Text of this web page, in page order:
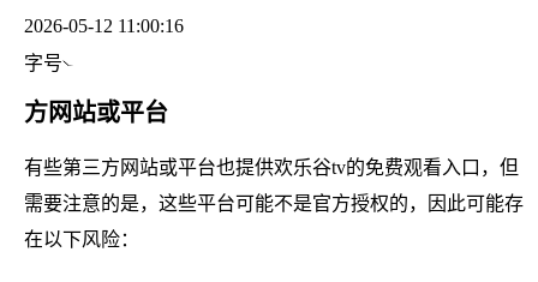
2026-05-12 11:00:16
字号
方网站或平台
有些第三方网站或平台也提供欢乐谷tv的免费观看入口，但
需要注意的是，这些平台可能不是官方授权的，因此可能存
在以下风险：